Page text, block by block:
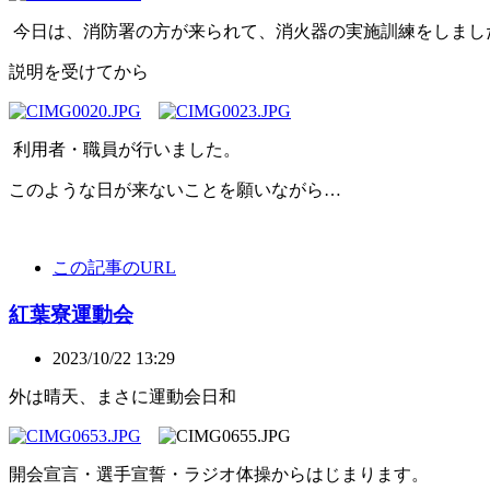
今日は、消防署の方が来られて、消火器の実施訓練をしまし
説明を受けてから
利用者・職員が行いました。
このような日が来ないことを願いながら…
この記事のURL
紅葉寮運動会
2023/10/22 13:29
外は晴天、まさに運動会日和
開会宣言・選手宣誓・ラジオ体操からはじまります。